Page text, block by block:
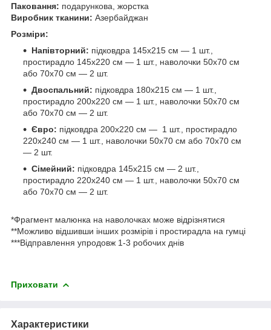
Паковання: подарункова, жорстка
Виробник тканини: Азербайджан
Розміри:
Напівторний: підковдра 145х215 см — 1 шт.,
простирадло 145х220 см — 1 шт., наволочки 50х70 см
або 70х70 см — 2 шт.
Двоспальний: підковдра 180х215 см — 1 шт.,
простирадло 200х220 см — 1 шт., наволочки 50х70 см
або 70х70 см — 2 шт.
Євро: підковдра 200х220 см — 1 шт., простирадло
220х240 см — 1 шт., наволочки 50х70 см або 70х70 см
— 2 шт.
Сімейний: підковдра 145х215 см — 2 шт.,
простирадло 220х240 см — 1 шт., наволочки 50х70 см
або 70х70 см — 2 шт.
*Фрагмент малюнка на наволочках може відрізнятися
**Можливо відшивши інших розмірів і простирадла на гумці
***Відправлення упродовж 1-3 робочих днів
Приховати
Характеристики